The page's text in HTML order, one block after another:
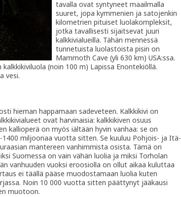
tavalla ovat syntyneet maailmalla
suuret, jopa kymmenien ja satojenkin
kilometrien pituiset luolakompleksit,
jotka tavallisesti sijaitsevat juuri
kalkkivialueilla. Tähän mennessä
tunnetuista luolastoista pisin on
Mammoth Cave (yli 630 km) USA:ssa.
(noin 100 m) Lapissa Enontekiöllä.
vesi.
hieman happamaan sadeveteen. Kalkkikivi on
ovat harvinaisia: kalkkikiven osuus
kallioperä on myös iältään hyvin vanhaa: se on
miljoonaa vuotta sitten. Se kuuluu Pohjois- ja Itä-
mantereen vanhimmista osista. Tämä on
Suomessa on vain vähän luolia ja miksi Torholan
vanhuuden vuoksi eroosiolla on ollut aikaa kuluttaa
ei täällä pääse muodostamaan luolia kuten
Noin 10 000 vuotta sitten päättynyt jääkausi
muotoon.